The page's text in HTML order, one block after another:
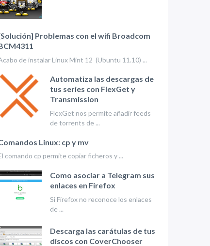
Problemas con el wifi Broadcom
de instalar Linux Mint 12 (Ubuntu 11.10) ...
Automatiza las descargas de
tus series con FlexGet y
Transmission
FlexGet nos permite añadir feeds
de torrents de ...
Linux: cp y mv
comando cp permite copiar ficheros y ...
Como asociar a Telegram sus
enlaces en Firefox
Si Firefox no reconoce los enlaces
de ...
Descarga las carátulas de tus
discos con CoverChooser